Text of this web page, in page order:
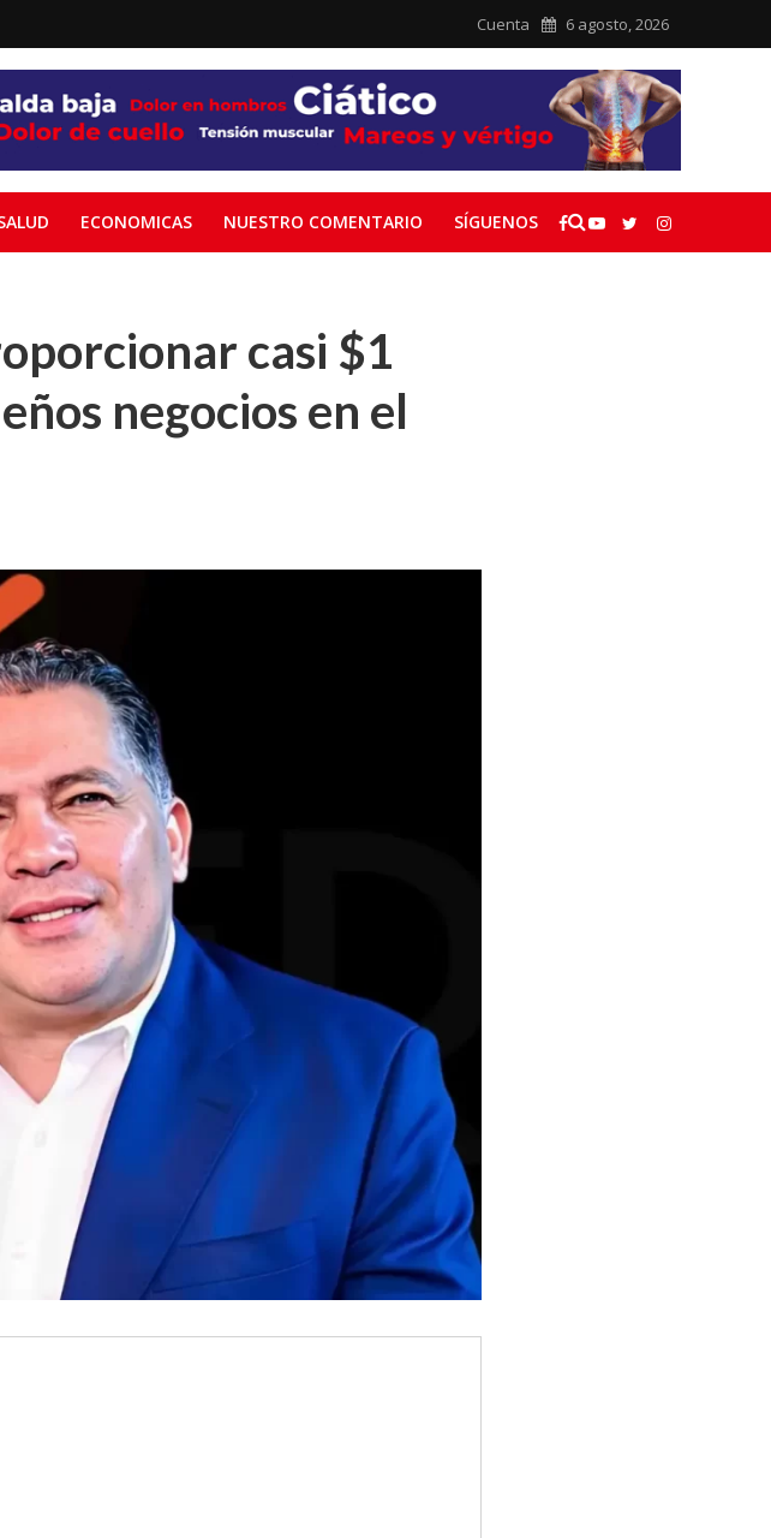
Cuenta 6 agosto, 2026
ECONOMICAS NUESTRO COMENTARIO SÍGUENOS
casi $1
negocios en el